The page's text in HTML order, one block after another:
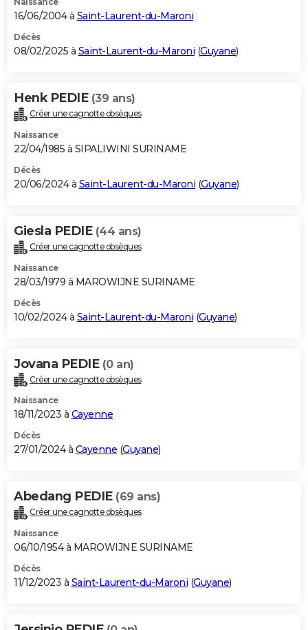
S'inscrire
Se connecter
Lycées
Collèges
Primaires
Universités
Entreprises
Service militaire
Avis de recherche
AVIS DE DÉCÈS
Bricolage
Lifestyle
Culture
Sport
Auto
Television
Voyage
Cinema
16/06/2004 à Saint-Laurent-du-Maroni
Décès
08/02/2025 à Saint-Laurent-du-Maroni (Guyane)
Henk PEDIE (39 ans)
Créer une cagnotte obsèques
Naissance
22/04/1985 à SIPALIWINI SURINAME
Décès
20/06/2024 à Saint-Laurent-du-Maroni (Guyane)
Giesla PEDIE (44 ans)
Créer une cagnotte obsèques
Naissance
28/03/1979 à MAROWIJNE SURINAME
Décès
10/02/2024 à Saint-Laurent-du-Maroni (Guyane)
Jovana PEDIE (0 an)
Créer une cagnotte obsèques
Naissance
18/11/2023 à Cayenne
Décès
27/01/2024 à Cayenne (Guyane)
Abedang PEDIE (69 ans)
Créer une cagnotte obsèques
Naissance
06/10/1954 à MAROWIJNE SURINAME
Décès
11/12/2023 à Saint-Laurent-du-Maroni (Guyane)